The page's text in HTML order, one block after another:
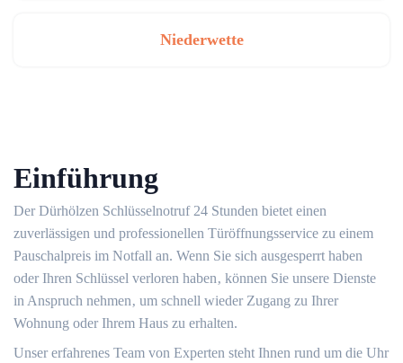
Niederwette
Einführung
Der Dürhölzen Schlüsselnotruf 24 Stunden bietet einen
zuverlässigen und professionellen Türöffnungsservice zu einem
Pauschalpreis im Notfall an. Wenn Sie sich ausgesperrt haben
oder Ihren Schlüssel verloren haben‚ können Sie unsere Dienste
in Anspruch nehmen‚ um schnell wieder Zugang zu Ihrer
Wohnung oder Ihrem Haus zu erhalten.​
Unser erfahrenes Team von Experten steht Ihnen rund um die Uhr